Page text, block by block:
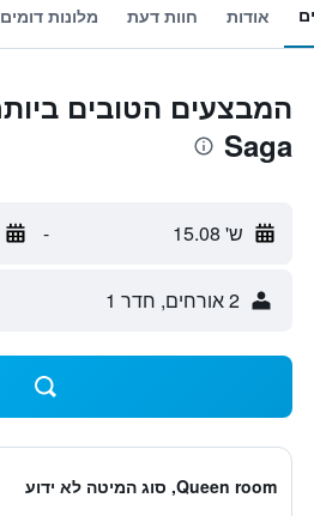
אודות חוות דעת מלונות דומים
Saga
ש' 15.08 -
2 אורחים, חדר 1
Queen room, סוג המיטה לא ידוע